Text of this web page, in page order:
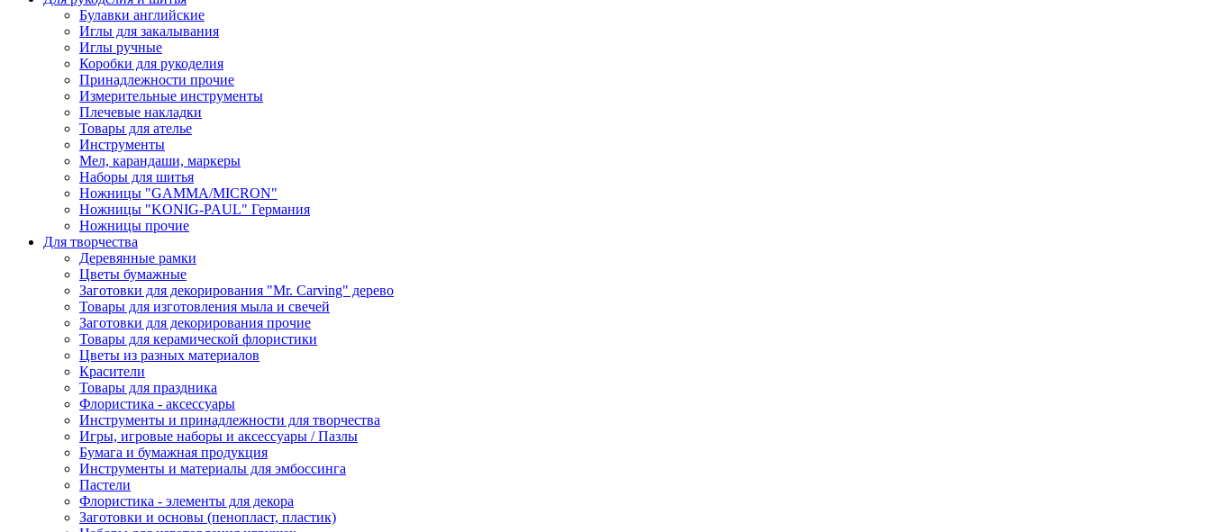
Булавки английские
Иглы для закалывания
Иглы ручные
Коробки для рукоделия
Принадлежности прочие
Измерительные инструменты
Плечевые накладки
Товары для ателье
Инструменты
Мел, карандаши, маркеры
Наборы для шитья
Ножницы "GAMMA/MICRON"
Ножницы "KONIG-PAUL" Германия
Ножницы прочие
Для творчества
Деревянные рамки
Цветы бумажные
Заготовки для декорирования "Mr. Carving" дерево
Товары для изготовления мыла и свечей
Заготовки для декорирования прочие
Товары для керамической флористики
Цветы из разных материалов
Красители
Товары для праздника
Флористика - аксессуары
Инструменты и принадлежности для творчества
Игры, игровые наборы и аксессуары / Пазлы
Бумага и бумажная продукция
Инструменты и материалы для эмбоссинга
Пастели
Флористика - элементы для декора
Заготовки и основы (пенопласт, пластик)